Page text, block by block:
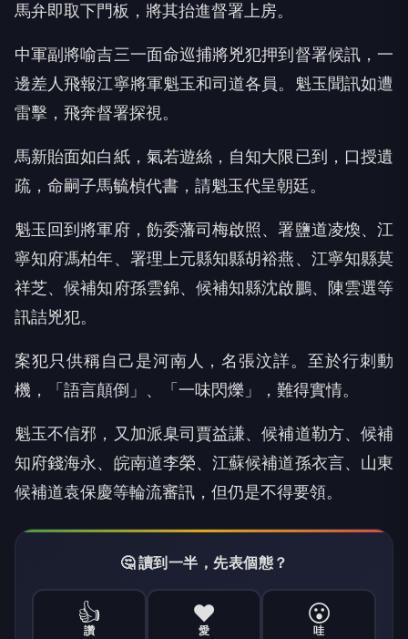
馬弁即取下門板，將其抬進督署上房。
中軍副將喻吉三一面命巡捕將兇犯押到督署候訊，一
邊差人飛報江寧將軍魁玉和司道各員。魁玉聞訊如遭
雷擊，飛奔督署探視。
馬新貽面如白紙，氣若遊絲，自知大限已到，口授遺
疏，命嗣子馬毓楨代書，請魁玉代呈朝廷。
魁玉回到將軍府，飭委藩司梅啟照、署鹽道凌煥、江
寧知府馮柏年、署理上元縣知縣胡裕燕、江寧知縣莫
祥芝、候補知府孫雲錦、候補知縣沈啟鵬、陳雲選等
訊詰兇犯。
案犯只供稱自己是河南人，名張汶詳。至於行刺動
機，「語言顛倒」、「一味閃爍」，難得實情。
魁玉不信邪，又加派臬司賈益謙、候補道勒方、候補
知府錢海永、皖南道李榮、江蘇候補道孫衣言、山東
候補道袁保慶等輪流審訊，但仍是不得要領。
🤔 讀到一半，先表個態？
👍
讚
❤️
愛
😮
哇